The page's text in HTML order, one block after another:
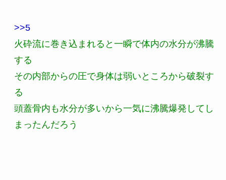
>>5
火砕流に巻き込まれると一瞬で体内の水分が沸騰
する
その内部からの圧で身体は弱いところから破裂す
る
頭蓋骨内も水分が多いから一気に沸騰爆発してし
まったんだろう